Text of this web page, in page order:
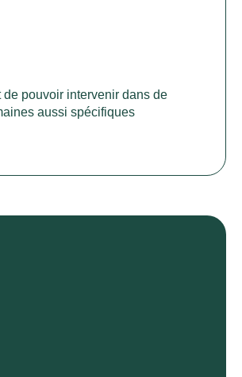
de pouvoir intervenir dans de
aussi spécifiques